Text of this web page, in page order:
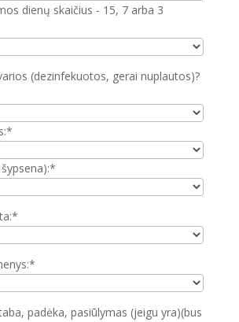
dienų skaičius - 15, 7 arba 3
(dezinfekuotos, gerai nuplautos)?
padėka, pasiūlymas (jeigu yra)(bus